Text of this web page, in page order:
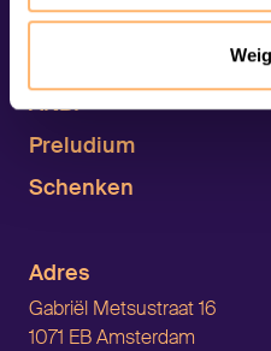
ANBI
Preludium
Schenken
Adres
Gabriël Metsustraat 16
1071 EB Amsterdam